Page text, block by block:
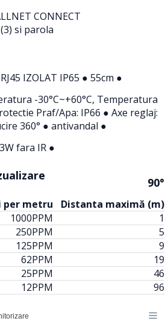
CONNECT
si parola
IZOLAT IP65 ● 55cm ●
-30°C~+60°C, Temperatura
Praf/Apa: IP66 ● Axe reglaj:
360° ● antivandal ●
fara IR ●
90°
per metru
Distanta maximă (m)
1000PPM
1
250PPM
5
125PPM
9
62PPM
19
25PPM
46
12PPM 96